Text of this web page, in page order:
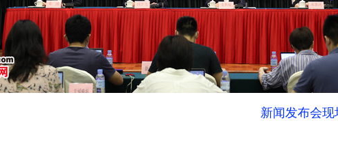
新闻发布会现